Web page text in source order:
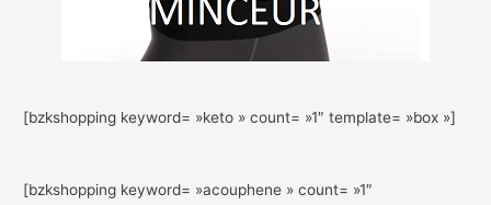
[bzkshopping keyword= »keto » count= »1″ template= »box »]
[bzkshopping keyword= »acouphene » count= »1″